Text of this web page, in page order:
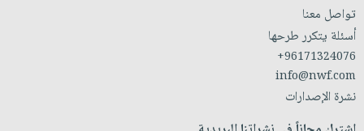
تواصل معنا
أسئلة يتكرر طرحها
+96171324076
info@nwf.com
نشرة الإصدارات